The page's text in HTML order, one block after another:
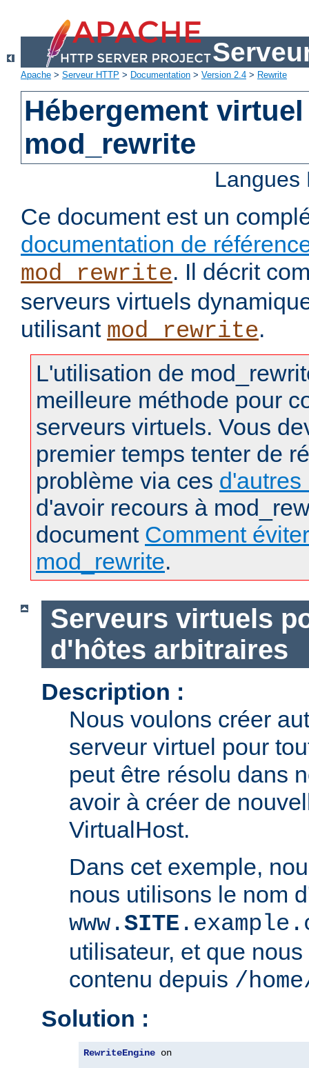
Apache > Serveur HTTP > Documentation > Version 2.4 > Rewrite
Hébergement
mod_rewrite
Ce document est un
documentation de
mod_rewrite. Il décrit
serveurs virtuels
utilisant mod_rewrite.
L'utilisation de
meilleure méthode pour
serveurs virtuels. Vous
premier temps tenter de
problème via ces d'autres
d'avoir recours à
document Comment
mod_rewrite.
Serveurs virtuels
d'hôtes arbitraires
Description :
Nous voulons créer
serveur virtuel pour
peut être résolu dans
avoir à créer de
VirtualHost.
Dans cet exemple,
nous utilisons le nom
www.SITE
utilisateur, et que
contenu depuis /
Solution :
RewriteEngine on